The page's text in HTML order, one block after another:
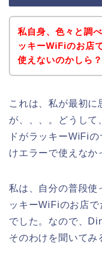
私自身、色々と調
ッキーWiFiのお店
使えないのかしら？
これは、私が最初に
が、、、。どうし
ドがラッキーWiFi
けエラーで使えなか
私は、自分の普段
ッキーWiFiのお店
でした。なので、
そのわけを聞いてみ